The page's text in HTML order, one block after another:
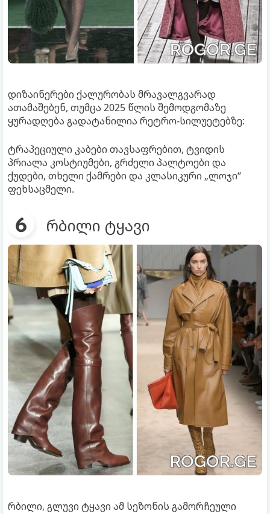
დიზაინერები ქალურობას მრავალგვარად
ათამაშებენ, თუმცა 2025 წლის შემოდგომაზე
ყურადღება გადატანილია რეტრო-სილუეტებზე:
ტრაპეციული კაბები თავსაფრებით, ტვიდის
პრიალა კოსტიუმები, გრძელი პალტოები და
ქუდები, თხელი ქამრები და კლასიკური „ლოჯი“
ფეხსაცმელი.
რბილი ტყავი
რბილი, გლუვი ტყავი ამ სეზონის გამორჩეული